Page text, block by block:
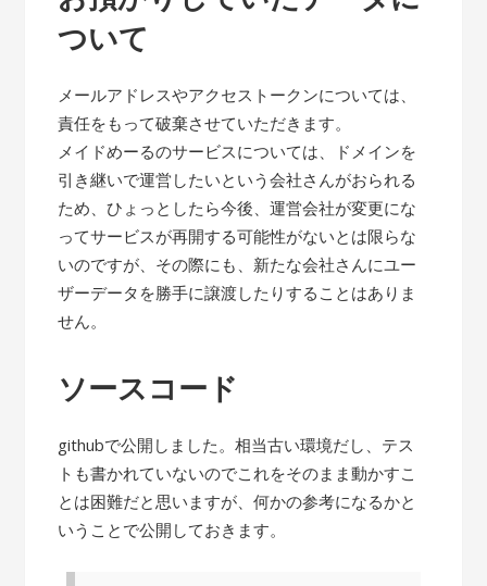
ついて
メールアドレスやアクセストークンについては、
責任をもって破棄させていただきます。
メイドめーるのサービスについては、ドメインを
引き継いで運営したいという会社さんがおられる
ため、ひょっとしたら今後、運営会社が変更にな
ってサービスが再開する可能性がないとは限らな
いのですが、その際にも、新たな会社さんにユー
ザーデータを勝手に譲渡したりすることはありま
せん。
ソースコード
githubで公開しました。相当古い環境だし、テス
トも書かれていないのでこれをそのまま動かすこ
とは困難だと思いますが、何かの参考になるかと
いうことで公開しておきます。